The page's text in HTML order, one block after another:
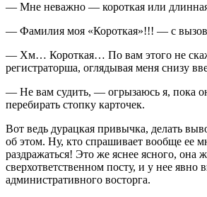
— Мне неважно — короткая или
— Фамилия моя «Короткая»!!! — с
— Хм… Короткая… По вам этого не
регистраторша, оглядывая меня снизу
— Не вам судить, — огрызаюсь я, пока
перебирать стопку карточек.
Вот ведь дурацкая привычка, делать
об этом. Ну, кто спрашивает вообще ее
раздражаться! Это же яснее ясного, она
сверхответственном посту, и у нее
административного восторга.